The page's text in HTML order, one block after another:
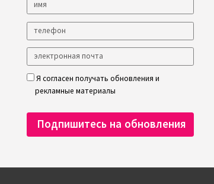
Я согласен получать обновления и
рекламные материалы